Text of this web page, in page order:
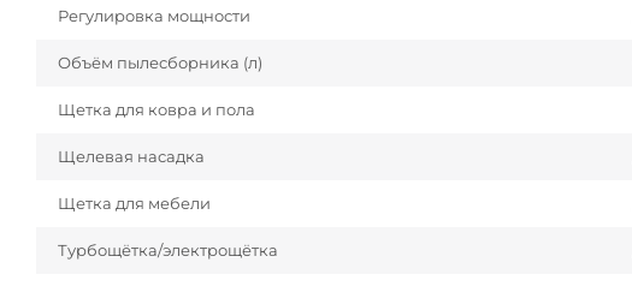
Регулировка мощности
Объём пылесборника (л)
Щетка для ковра и пола
Щелевая насадка
Щетка для мебели
Турбощётка/электрощётка